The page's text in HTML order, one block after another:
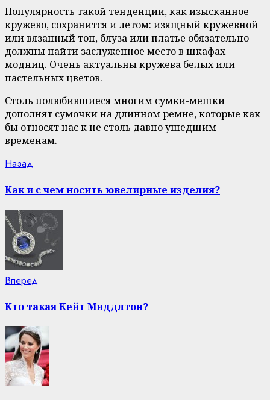
Популярность такой тенденции, как изысканное
кружево, сохранится и летом: изящный кружевной
или вязанный топ, блуза или платье обязательно
должны найти заслуженное место в шкафах
модниц. Очень актуальны кружева белых или
пастельных цветов.
Столь полюбившиеся многим сумки-мешки
дополнят сумочки на длинном ремне, которые как
бы относят нас к не столь давно ушедшим
временам.
Continue
Reading
Назад
Как и с чем носить ювелирные изделия?
Вперед
Кто такая Кейт Миддлтон?